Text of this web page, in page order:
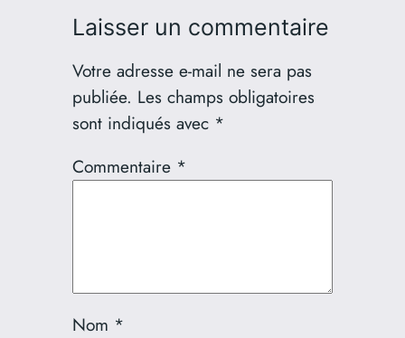
Laisser un commentaire
Votre adresse e-mail ne sera pas
publiée. Les champs obligatoires
sont indiqués avec *
Commentaire *
Nom *